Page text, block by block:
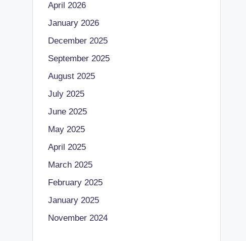
April 2026
January 2026
December 2025
September 2025
August 2025
July 2025
June 2025
May 2025
April 2025
March 2025
February 2025
January 2025
November 2024